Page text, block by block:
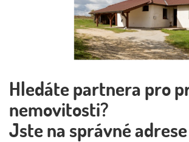
Hledáte partnera pro
nemovitosti?
Jste na správné adrese